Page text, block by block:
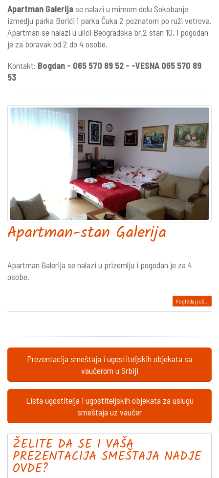
Apartman Galerijase nalazi u mirnom delu Sokobanje
izmedju parka Borići i parka Čuka 2 poznatom po ruži vetrova.
Apartman se nalazi u ulici Beogradska br.2 stan 10, i pogodan
je za boravak od 2 do 4 osobe.
Kontakt: Bogdan - 065 570 89 52 - -VESNA 065 570 89
53
Apartman-stan Galerija
Apartman Galerija se nalazi u prizemlju i pogodan je za 4
osobe.
Pogledaj još...
Prezentacija smeštaja i ugostiteljskih objekata sa
vaučerom u Srbiji
Lista ugostitelja i ugostiteljskih objekata za uslugu
smeštaja uz vaučer
ŽELITE DA SE I VAŠA
PREZENTACIJA SMEŠTAJA NADJE
OVDE?